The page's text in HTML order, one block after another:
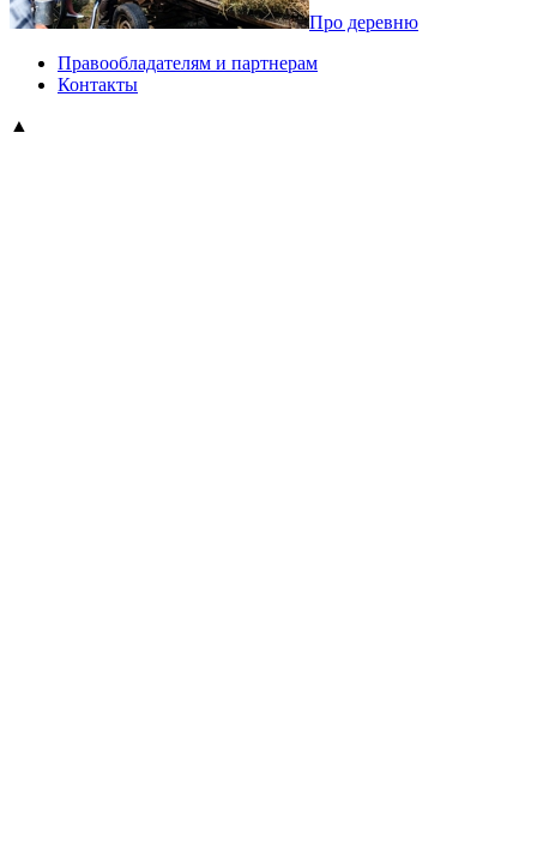
Про деревню
Правообладателям и партнерам
Контакты
▲